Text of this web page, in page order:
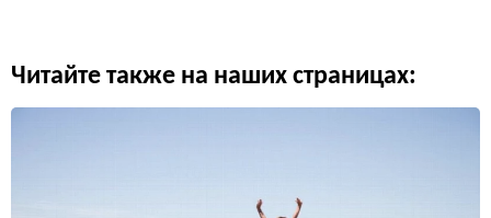
Читайте также на наших страницах: